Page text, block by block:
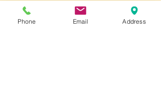
Auf meiner Seite Seminare/Kurse
findest du
ganz unten, den ausführlichen Flyer "Kloster
Phone Email Address